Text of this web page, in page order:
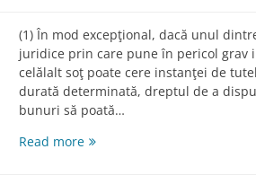
(1) În mod excepţional, dacă unul
juridice prin care pune în pericol grav
celălalt soţ poate cere instanţei de
durată determinată, dreptul de a
bunuri să poată…
Read moreArt.